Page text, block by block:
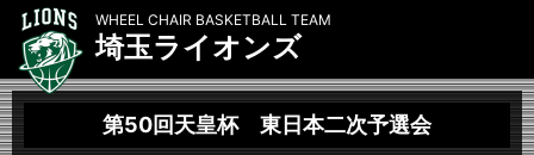
WHEEL CHAIR BASKETBALL TEAM
埼玉ライオンズ
第50回天皇杯 東日本二次予選会